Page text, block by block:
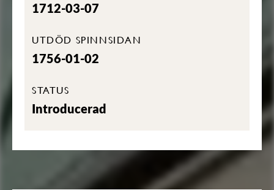
1712-03-07
UTDÖD SPINNSIDAN
1756-01-02
STATUS
Introducerad